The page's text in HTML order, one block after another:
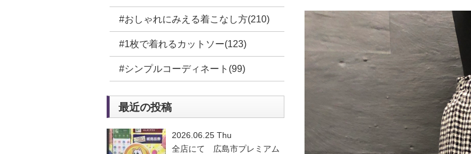
#おしゃれにみえる着こなし方(210)
#1枚で着れるカットソー(123)
#シンプルコーディネート(99)
最近の投稿
2026.06.25 Thu
全店にて 広島市プレミアム